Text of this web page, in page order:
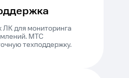
ЛК для мониторинга
МТС
техподдержку.